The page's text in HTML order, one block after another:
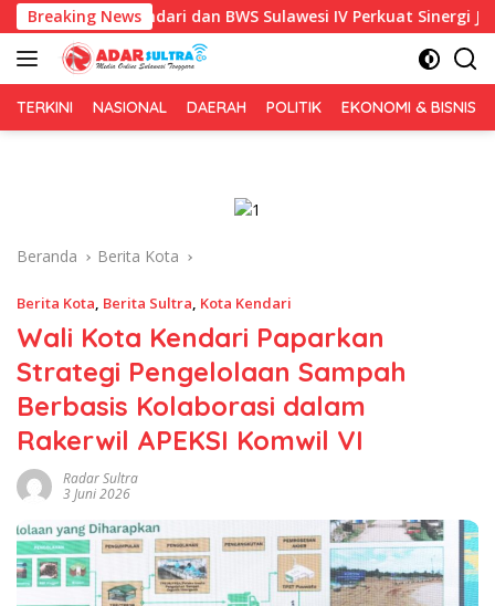
Langsung
ke
konten
Breaking News
dan BWS Sulawesi IV Perkuat Sinergi Jaga Irigasi
TERKINI NASIONAL DAERAH POLITIK EKONOMI & BISNIS
Beranda Berita Kota
Berita Kota, Berita Sultra, Kota Kendari
Wali Kota Kendari Paparkan
Strategi Pengelolaan Sampah
Berbasis Kolaborasi dalam
Rakerwil APEKSI Komwil VI
Radar Sultra
3 Juni 2026